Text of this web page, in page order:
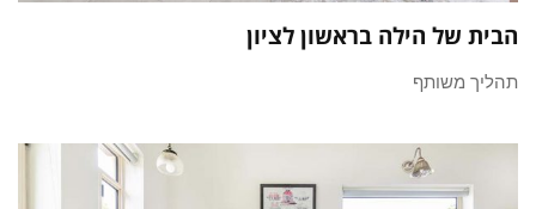
הבית של הילה בראשון לציון
תהליך משותף